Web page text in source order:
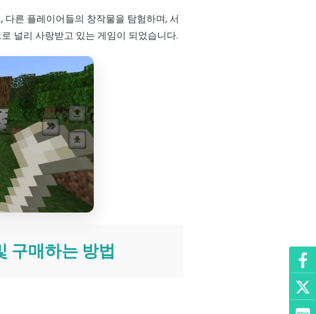
른 플레이어들의 창작물을 탐험하며, 서
널리 사랑받고 있는 게임이 되었습니다.
구매하는 방법